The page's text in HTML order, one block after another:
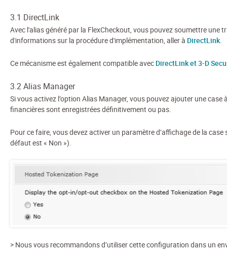
3.1 DirectLink
Avec l'alias généré par la FlexCheckout, vous pouvez soumettre
d'informations sur la procédure d'implémentation, aller à DirectLink.
Ce mécanisme est également compatible avec DirectLink et 3-D
3.2 Alias Manager
Si vous activez l’option Alias Manager, vous pouvez ajouter une
financières sont enregistrées définitivement ou pas.
Pour ce faire, vous devez activer un paramètre d’affichage de la
défaut est « Non »).
> Nous vous recommandons d’utiliser cette configuration dans un